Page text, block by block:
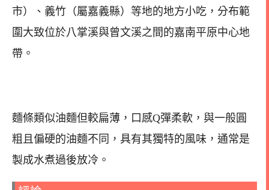
市）、義竹（屬嘉義縣）等地的地方小吃，分布範
圍大致位於八掌溪與曾文溪之間的嘉南平原中心地
帶。
麵條類似油麵但較扁薄，口感Q彈柔軟，與一般圓
粗且偏硬的油麵不同，具有其獨特的風味，通常是
製成水煮過後放冷。